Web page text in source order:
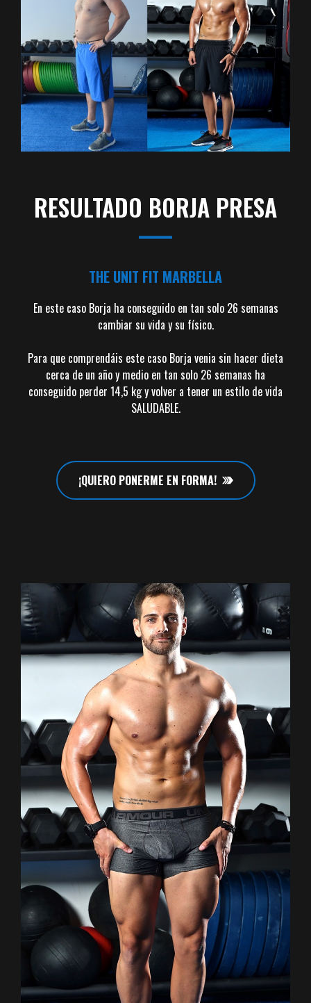
RESULTADO BORJA PRESA
THE UNIT FIT MARBELLA
En este caso Borja ha conseguido en tan solo 26 semanas
cambiar su vida y su físico.
Para que comprendáis este caso Borja venia sin hacer dieta
cerca de un año y medio en tan solo 26 semanas ha
conseguido perder 14,5 kg y volver a tener un estilo de vida
SALUDABLE.
¡QUIERO PONERME EN FORMA!